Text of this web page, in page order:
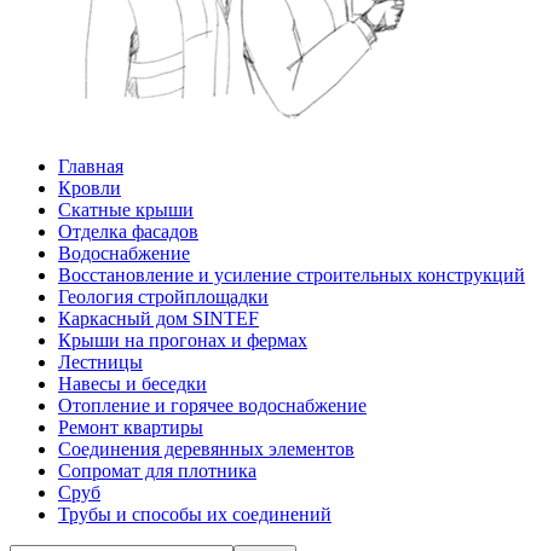
Главная
Кровли
Скатные крыши
Отделка фасадов
Водоснабжение
Восстановление и усиление строительных конструкций
Геология стройплощадки
Каркасный дом SINTEF
Крыши на прогонах и фермах
Лестницы
Навесы и беседки
Отопление и горячее водоснабжение
Ремонт квартиры
Соединения деревянных элементов
Сопромат для плотника
Сруб
Трубы и способы их соединений